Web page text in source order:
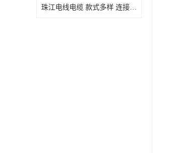
珠江电线电缆 款式多样 连接可靠安全